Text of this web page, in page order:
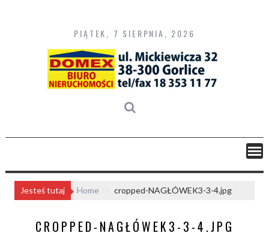
content
PIĄTEK, 7 SIERPNIA, 2026
Jesteś tutaj Home cropped-NAGŁÓWEK3-3-4.jpg
CROPPED-NAGŁÓWEK3-3-4.JPG